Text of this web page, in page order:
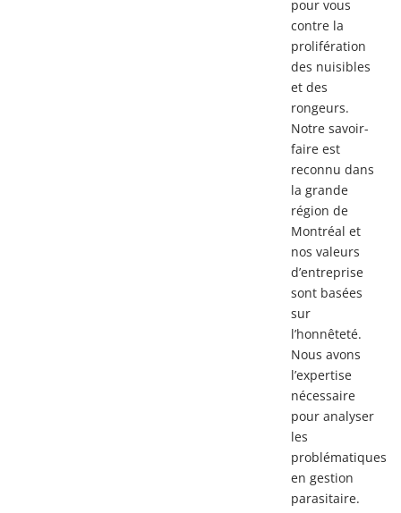
pour vous
contre la
prolifération
des nuisibles
et des
rongeurs.
Notre savoir-
faire est
reconnu dans
la grande
région de
Montréal et
nos valeurs
d’entreprise
sont basées
sur
l’honnêteté.
Nous avons
l’expertise
nécessaire
pour analyser
les
problématiques
en gestion
parasitaire.